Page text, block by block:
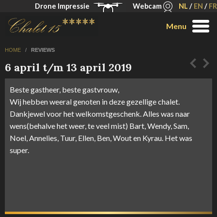
Drone Impressie Webcam NL / EN / FR
Menu
HOME / REVIEWS
6 april t/m 13 april 2019
Beste gastheer, beste gastvrouw,
Wij hebben weeral genoten in deze gezellige chalet.
Dankjewel voor het welkomstgeschenk. Alles was naar
wens(behalve het weer, te veel mist) Bart, Wendy, Sam,
Noel, Annelies, Tuur, Ellen, Ben, Wout en Kyrau. Het was
super.